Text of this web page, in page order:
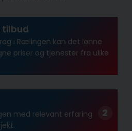
tilbud
i Rælingen kan det lønne
priser og tjenester fra ulike
med relevant erfaring